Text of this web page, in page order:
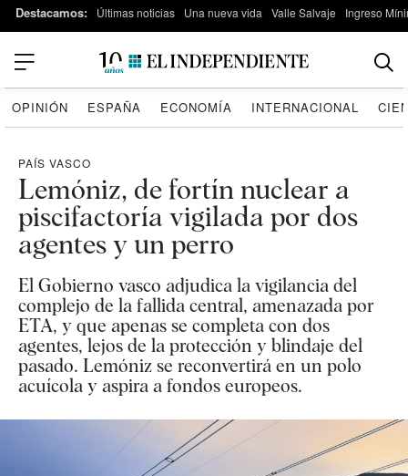
Destacamos: Últimas noticias Una nueva vida Valle Salvaje Ingreso
OPINIÓN ESPAÑA ECONOMÍA INTERNACIONAL
PAÍS VASCO
Lemóniz, de fortín nuclear a
piscifactoría vigilada por dos
agentes y un perro
El Gobierno vasco adjudica la vigilancia del
complejo de la fallida central, amenazada por
ETA, y que apenas se completa con dos
agentes, lejos de la protección y blindaje del
pasado. Lemóniz se reconvertirá en un polo
acuícola y aspira a fondos europeos.